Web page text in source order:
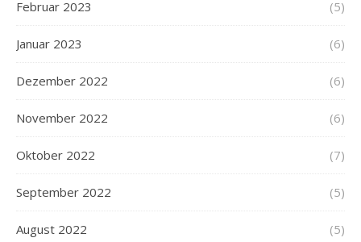
Februar 2023 (5)
Januar 2023 (6)
Dezember 2022 (6)
November 2022 (6)
Oktober 2022 (7)
September 2022 (5)
August 2022 (5)